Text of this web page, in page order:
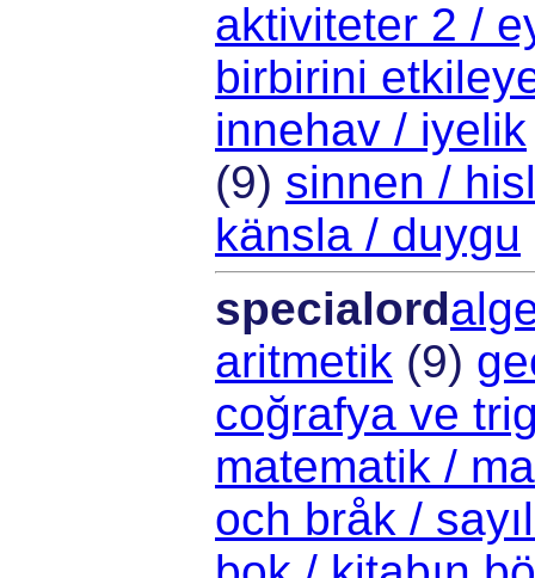
aktiviteter 2 /
birbirini
innehav / iyelik
(9) sinnen /
känsla / duygu
specialord
aritmetik (9)
coğrafya ve
matematik /
och bråk /